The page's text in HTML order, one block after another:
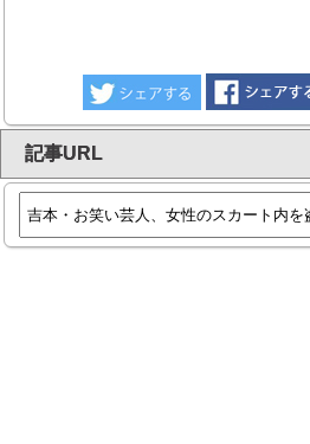
記事URL